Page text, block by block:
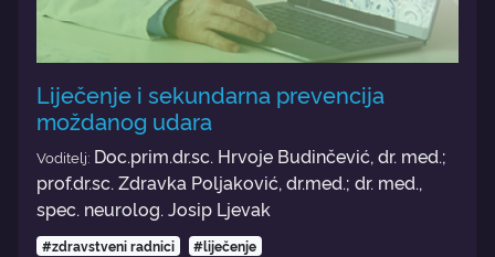
Liječenje i sekundarna prevencija
moždanog udara
Voditelj: Doc.prim.dr.sc. Hrvoje Budinčević, dr. med.;
prof.dr.sc. Zdravka Poljaković, dr.med.; dr. med.,
spec. neurolog. Josip Ljevak
#zdravstveni radnici #liječenje